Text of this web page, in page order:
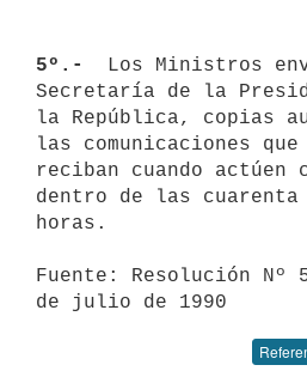
5º.-
Los Ministros
Secretaría de la
la República, copias
las comunicaciones
reciban cuando actúen
dentro de las cuarenta
horas.
Fuente: Resolución Nº
de julio de 1990